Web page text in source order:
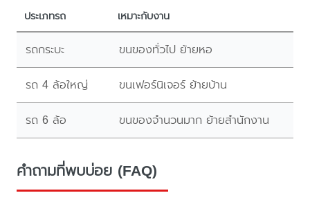
ประเภทรถ เหมาะกับงาน
รถกระบะ ขนของทั่วไป ย้ายหอ
รถ 4 ล้อใหญ่ ขนเฟอร์นิเจอร์ ย้ายบ้าน
รถ 6 ล้อ ขนของจำนวนมาก ย้ายสำนักงาน
คำถามที่พบบ่อย (FAQ)